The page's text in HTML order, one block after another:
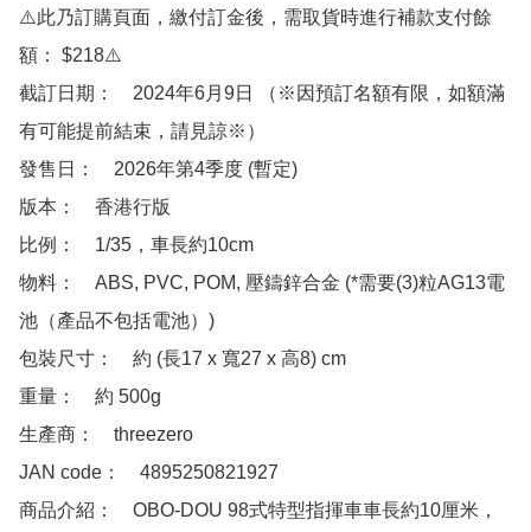
⚠️此乃訂購頁面，繳付訂金後，需取貨時進行補款支付餘
額： $218⚠️
截訂日期：　2024年6月9日 （※因預訂名額有限，如額滿
有可能提前結束，請見諒※）
發售日：　2026年第4季度 (暫定)
版本：　香港行版
比例：　1/35，車長約10cm
物料：　ABS, PVC, POM, 壓鑄鋅合金 (*需要(3)粒AG13電
池（產品不包括電池）)
包裝尺寸：　約 (長17 x 寬27 x 高8) cm
重量：　約 500g
生產商：　threezero
JAN code：　4895250821927
商品介紹：　OBO-DOU 98式特型指揮車車長約10厘米，